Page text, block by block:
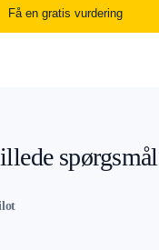
Få en gratis vurdering
spørgsmål